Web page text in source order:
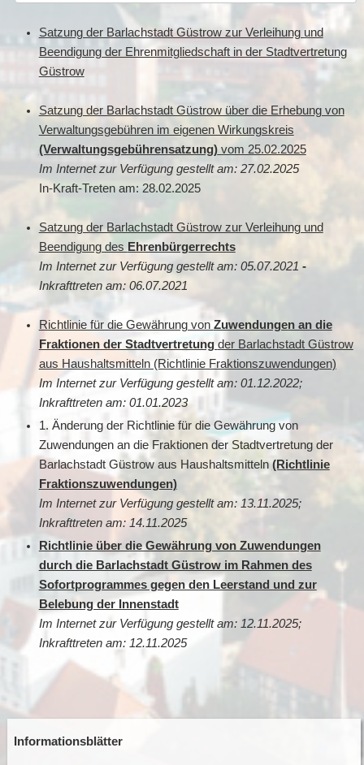
Satzung der Barlachstadt Güstrow zur Verleihung und
Beendigung der Ehrenmitgliedschaft in der Stadtvertretung
Güstrow
Satzung der Barlachstadt Güstrow über die Erhebung von
Verwaltungsgebühren im eigenen Wirkungskreis
(Verwaltungsgebührensatzung)vom 25.02.2025
Im Internet zur Verfügung gestellt am: 27.02.2025
In-Kraft-Treten am: 28.02.2025
Satzung der Barlachstadt Güstrow zur Verleihung und
Beendigung des Ehrenbürgerrechts
Im Internet zur Verfügung gestellt am: 05.07.2021 -
Inkrafttreten am: 06.07.2021
Richtlinie für die Gewährung von Zuwendungen an die
Fraktionen der Stadtvertretungder Barlachstadt Güstrow
aus Haushaltsmitteln (Richtlinie Fraktionszuwendungen)
Im Internet zur Verfügung gestellt am: 01.12.2022;
Inkrafttreten am: 01.01.2023
1. Änderung der Richtlinie für die Gewährung von
Zuwendungen an die Fraktionen der Stadtvertretung der
Barlachstadt Güstrow aus Haushaltsmitteln (Richtlinie
Fraktionszuwendungen)
Im Internet zur Verfügung gestellt am: 13.11.2025;
Inkrafttreten am: 14.11.2025
Richtlinie über die Gewährung von Zuwendungen
durch die Barlachstadt Güstrow im Rahmen des
Sofortprogrammes gegen den Leerstand und zur
Belebung der Innenstadt
Im Internet zur Verfügung gestellt am: 12.11.2025;
Inkrafttreten am: 12.11.2025
Informationsblätter